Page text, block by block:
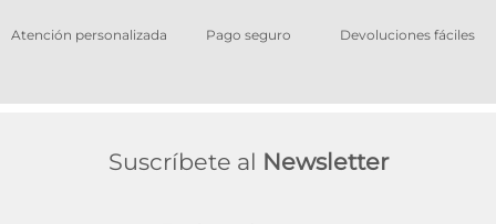
Atención personalizada Pago seguro Devoluciones fáciles
Suscríbete al Newsletter